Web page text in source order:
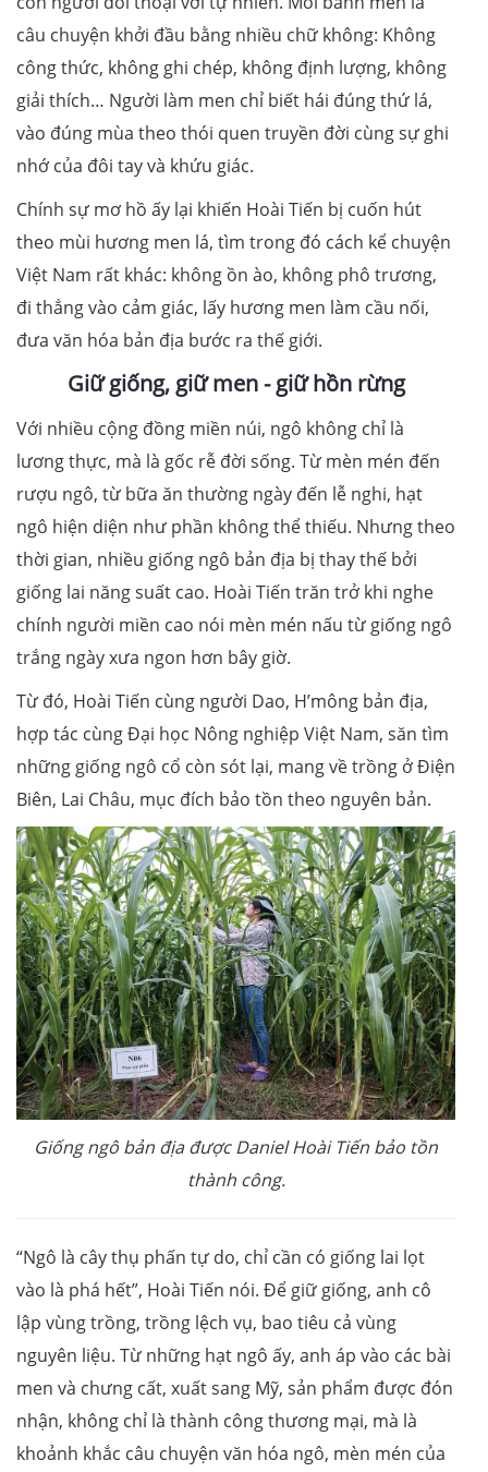
câu chuyện khởi đầu bằng nhiều chữ không: Không
công thức, không ghi chép, không định lượng, không
giải thích… Người làm men chỉ biết hái đúng thứ lá,
vào đúng mùa theo thói quen truyền đời cùng sự ghi
nhớ của đôi tay và khứu giác.
Chính sự mơ hồ ấy lại khiến Hoài Tiến bị cuốn hút
theo mùi hương men lá, tìm trong đó cách kể chuyện
Việt Nam rất khác: không ồn ào, không phô trương,
đi thẳng vào cảm giác, lấy hương men làm cầu nối,
đưa văn hóa bản địa bước ra thế giới.
Giữ giống, giữ men - giữ hồn rừng
Với nhiều cộng đồng miền núi, ngô không chỉ là
lương thực, mà là gốc rễ đời sống. Từ mèn mén đến
rượu ngô, từ bữa ăn thường ngày đến lễ nghi, hạt
ngô hiện diện như phần không thể thiếu. Nhưng theo
thời gian, nhiều giống ngô bản địa bị thay thế bởi
giống lai năng suất cao. Hoài Tiến trăn trở khi nghe
chính người miền cao nói mèn mén nấu từ giống ngô
trắng ngày xưa ngon hơn bây giờ.
Từ đó, Hoài Tiến cùng người Dao, H’mông bản địa,
hợp tác cùng Đại học Nông nghiệp Việt Nam, săn tìm
những giống ngô cổ còn sót lại, mang về trồng ở Điện
Biên, Lai Châu, mục đích bảo tồn theo nguyên bản.
Giống ngô bản địa được Daniel Hoài Tiến bảo tồn
thành công.
“Ngô là cây thụ phấn tự do, chỉ cần có giống lai lọt
vào là phá hết”, Hoài Tiến nói. Để giữ giống, anh cô
lập vùng trồng, trồng lệch vụ, bao tiêu cả vùng
nguyên liệu. Từ những hạt ngô ấy, anh áp vào các bài
men và chưng cất, xuất sang Mỹ, sản phẩm được đón
nhận, không chỉ là thành công thương mại, mà là
khoảnh khắc câu chuyện văn hóa ngô, mèn mén của